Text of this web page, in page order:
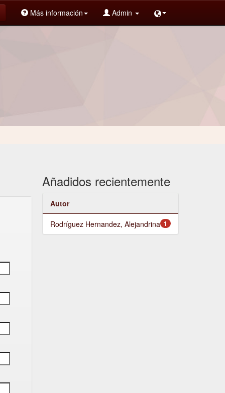
Más información Admin
Añadidos recientemente
Autor
1
Rodríguez Hernandez, Alejandrina